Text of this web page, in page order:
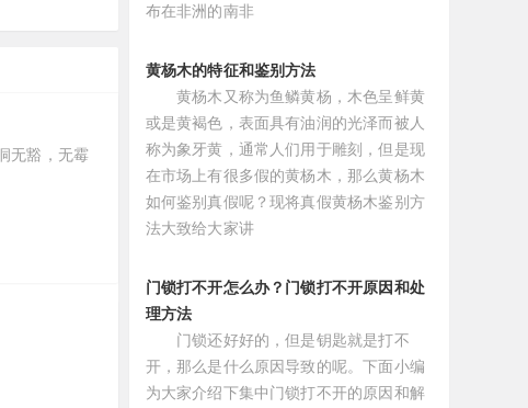
无豁，无霉
布在非洲的南非
黄杨木的特征和鉴别方法
黄杨木又称为鱼鳞黄杨，木色呈鲜黄
或是黄褐色，表面具有油润的光泽而被人
称为象牙黄，通常人们用于雕刻，但是现
在市场上有很多假的黄杨木，那么黄杨木
如何鉴别真假呢？现将真假黄杨木鉴别方
法大致给大家讲
门锁打不开怎么办？门锁打不开原因和处
理方法
门锁还好好的，但是钥匙就是打不
开，那么是什么原因导致的呢。下面小编
为大家介绍下集中门锁打不开的原因和解